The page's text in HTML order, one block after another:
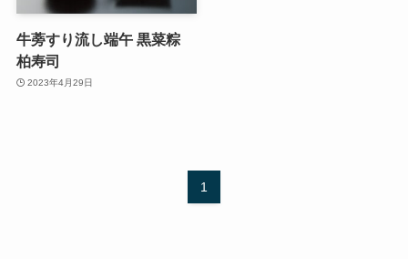
牛蒡すり流し端午 黒菜粽
柏寿司
2023年4月29日
1